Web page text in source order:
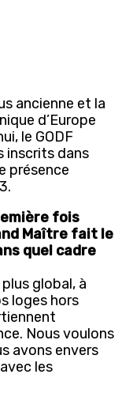
ancienne et la
d’Europe
le GODF
inscrits dans
présence
fois
Maître fait le
quel cadre
global, à
loges hors
Nous voulons
avons envers
les